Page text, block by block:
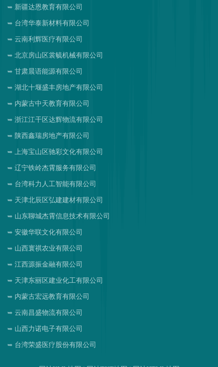
新疆达恩教育有限公司
台湾华泰新材料有限公司
云南利辉医疗有限公司
北京房山区裳毓机械有限公司
甘肃晨语能源有限公司
湖北十堰盛丰房地产有限公司
内蒙古中天教育有限公司
浙江江干区达辉物流有限公司
陕西鑫瑞房地产有限公司
上海宝山区驰彩文化有限公司
辽宁铁岭杰霄服务有限公司
台湾科力人工智能有限公司
天津北辰区弘建建材有限公司
山东聊城杰霄信息技术有限公司
安徽华联文化有限公司
山西寰祺农业有限公司
江西源振金融有限公司
天津东丽区建业化工有限公司
内蒙古宏远教育有限公司
云南昌盛物流有限公司
山西力诺电子有限公司
台湾荣盛医疗股份有限公司